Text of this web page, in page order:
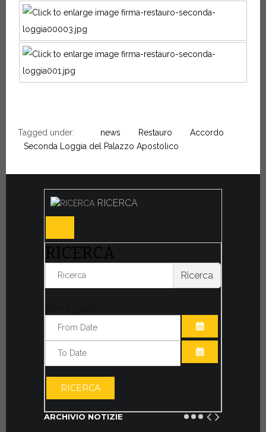
Tagged under: news Restauro
Accordo
Seconda Loggia del Palazzo Apostolico
RICERCA
RICERCA
Ricerca
APRI IL
RICERCA
ARCHIVIO NOTIZIE